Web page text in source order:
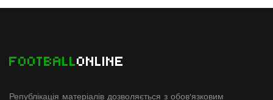
FOOTBALLONLINE
Републікація матеріалів дозволяється з обов'язковим